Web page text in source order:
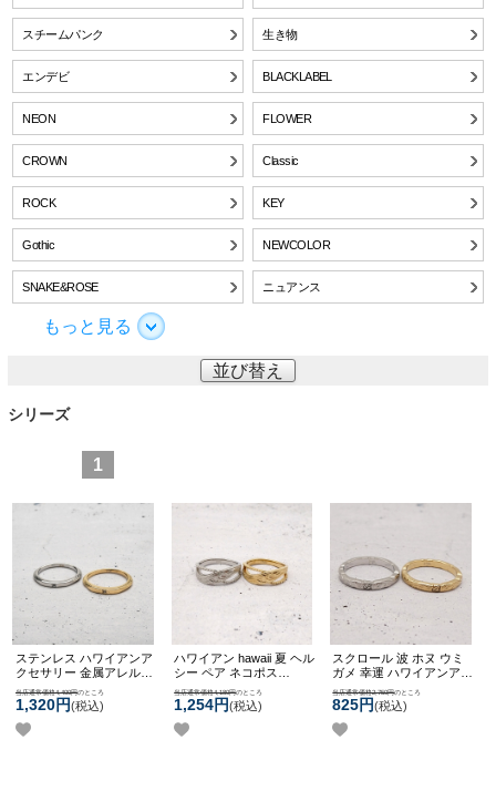
スチームパンク 生き物
エンデビ BLACKLABEL
NEON FLOWER
CROWN Classic
ROCK KEY
Gothic NEWCOLOR
SNAKE&ROSE ニュアンス
もっと見る
並び替え
シリーズ
1
ステンレス ハワイアンア
クセサリー 金属アレルギ
ー対応 リング 指輪 スク
ロール キレイめ 細身
【ネコポス全品送料無
料】
当店通常価格4,400円のところ
1,320円(税込)
ハワイアン hawaii 夏 ヘル
シー ペア ネコポス
OK【Hawaii】クロスウェ
ーブリング
当店通常価格4,180円のところ
1,254円(税込)
スクロール 波 ホヌ ウミ
ガメ 幸運 ハワイアンアク
セサリー リング 指輪 5号
7号 9号 11号 13号 15号
17号 19号 ステンレス メ
ンズサイズ ペア ネコポス
当店通常価格2,750円のところ
825円(税込)